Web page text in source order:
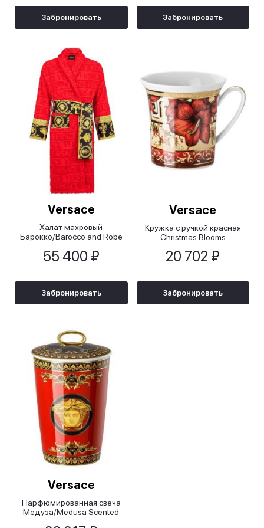
Забронировать Забронировать
Versace
Халат махровый
Барокко/Barocco and Robe
55 400 ₽
Забронировать
Versace
Кружка с ручкой красная
Christmas Blooms
20 702 ₽
Забронировать
Versace
Парфюмированная свеча
Медуза/Medusa Scented